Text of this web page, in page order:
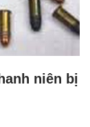
niên bị